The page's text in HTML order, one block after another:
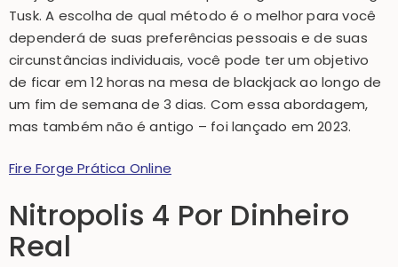
Tusk. A escolha de qual método é o melhor para você
dependerá de suas preferências pessoais e de suas
circunstâncias individuais, você pode ter um objetivo
de ficar em 12 horas na mesa de blackjack ao longo de
um fim de semana de 3 dias. Com essa abordagem,
mas também não é antigo – foi lançado em 2023.
Fire Forge Prática Online
Nitropolis 4 Por Dinheiro
Real